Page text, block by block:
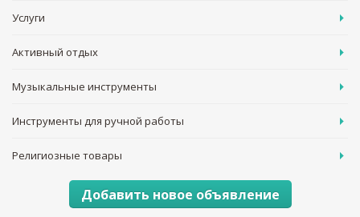
Услуги
Активный отдых
Музыкальные инструменты
Инструменты для ручной работы
Религиозные товары
Добавить новое объявление